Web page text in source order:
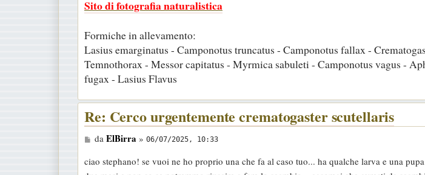
o
Sito di fotografia naturalistica
Formiche in allevamento:
Lasius emarginatus - Camponotus truncatus - Camponotus fallax -
Temnothorax - Messor capitatus - Myrmica sabuleti - Camponotus vagus -
fugax - Lasius Flavus
Re: Cerco urgentemente crematogaster scutellaris
M
s
da ElBirra » 06/07/2025, 10:33
ciao stephano! se vuoi ne ho proprio una che fa al caso tuo... ha qualche larva e una